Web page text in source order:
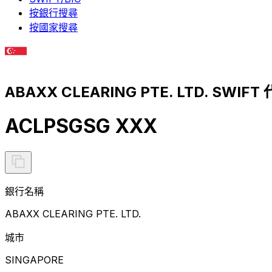
按銀行搜尋
按國家搜尋
ABAXX CLEARING PTE. LTD. SWIFT
ACLPSGSG XXX
銀行名稱
ABAXX CLEARING PTE. LTD.
城市
SINGAPORE